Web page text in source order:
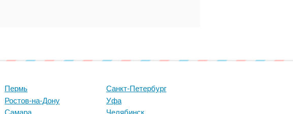
Пермь
Ростов-на-Дону
Самара
Санкт-Петербург
Уфа
Челябинск